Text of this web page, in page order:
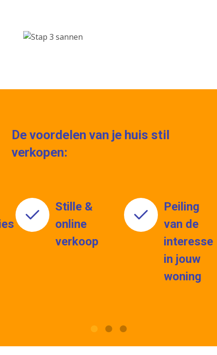
De voordelen van je huis stil
verkopen:
Stille &
online
verkoop
Peiling
van de
interesse
in jouw
woning